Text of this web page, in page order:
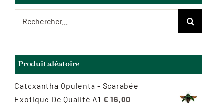
Produit aléatoire
Catoxantha Opulenta - Scarabée
Exotique De Qualité A1 € 16,00